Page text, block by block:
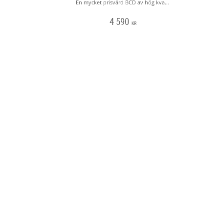
En mycket prisvärd BCD av hög kvalité. Integrarade viktfickor, trimviktfickor på ryggen samt stora fickor med dragkedja.
4 590 KR